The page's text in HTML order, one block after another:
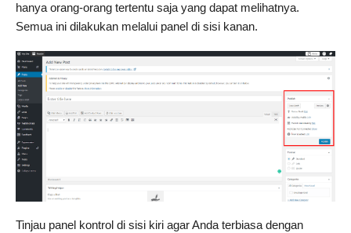
hanya orang-orang tertentu saja yang dapat melihatnya.
Semua ini dilakukan melalui panel di sisi kanan.
Tinjau panel kontrol di sisi kiri agar Anda terbiasa dengan